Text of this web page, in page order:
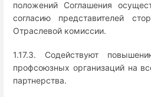
положений Соглашения
согласию представителей
Отраслевой комиссии.
1.17.3. Содействуют
профсоюзных организаций на
партнерства.